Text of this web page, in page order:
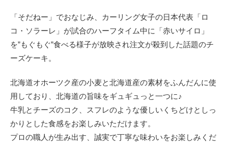
「そだねー」でおなじみ、カーリング女子の日本代表「ロ
コ・ソラーレ」が試合のハーフタイム中に「赤いサイロ」
を”もぐもぐ”食べる様子が放映され注文が殺到した話題のチ
ーズケーキ。
北海道オホーツク産の小麦と北海道産の素材をふんだんに使
用しており、北海道の旨味をギュギュっと一つに♪
牛乳とチーズのコク、スフレのような優しいくちどけとしっ
かりとした食感をお楽しみいただけます。
プロの職人が生み出す、誠実で丁寧な味わいをお楽しみくだ